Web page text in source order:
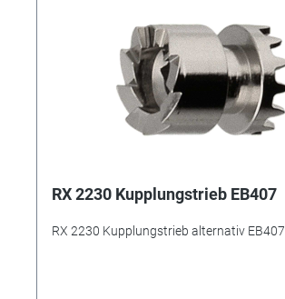
RX 2230 Kupplungstrieb EB407
RX 2230 Kupplungstrieb alternativ EB407